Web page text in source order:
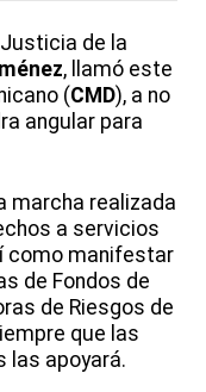
de la
, llamó este
(CMD), a no
angular para
marcha realizada
a servicios
como manifestar
de Fondos de
de Riesgos de
que las
las apoyará.